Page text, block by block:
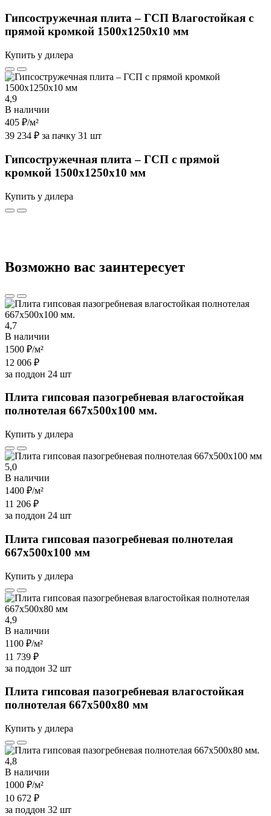
Гипсостружечная плита – ГСП Влагостойкая с
прямой кромкой 1500х1250х10 мм
Купить у дилера
4,9
В наличии
405 ₽/м²
39 234 ₽ за пачку 31 шт
Гипсостружечная плита – ГСП с прямой
кромкой 1500х1250х10 мм
Купить у дилера
Возможно вас заинтересует
4,7
В наличии
1500 ₽/м²
12 006 ₽
за поддон 24 шт
Плита гипсовая пазогребневая влагостойкая
полнотелая 667х500х100 мм.
Купить у дилера
5,0
В наличии
1400 ₽/м²
11 206 ₽
за поддон 24 шт
Плита гипсовая пазогребневая полнотелая
667х500х100 мм
Купить у дилера
4,9
В наличии
1100 ₽/м²
11 739 ₽
за поддон 32 шт
Плита гипсовая пазогребневая влагостойкая
полнотелая 667х500х80 мм
Купить у дилера
4,8
В наличии
1000 ₽/м²
10 672 ₽
за поддон 32 шт